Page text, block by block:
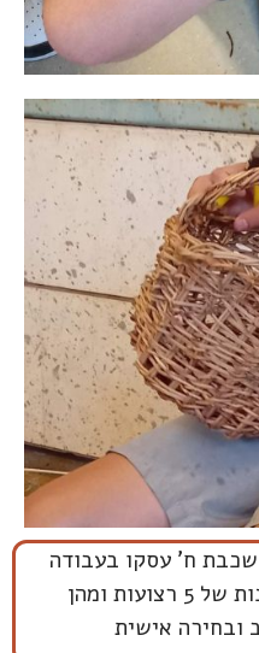
שכבת ח' עסקו בעבודה
בחומר רך ליצירת צמות ארוכות של 5 רצועות ומהן
ובחירה אישית